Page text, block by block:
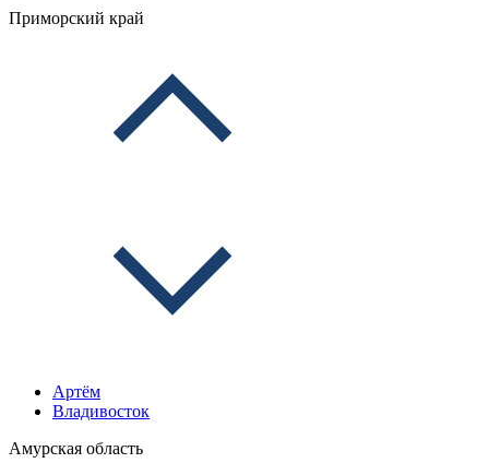
Приморский край
Артём
Владивосток
Амурская область